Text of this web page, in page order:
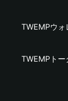
TWEMPウォ
TWEMPトー